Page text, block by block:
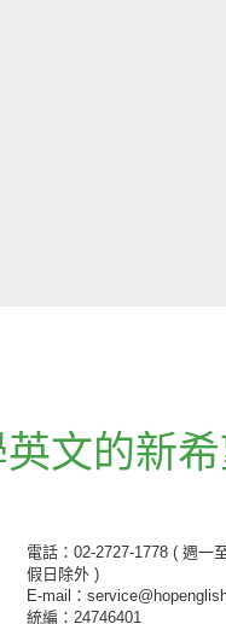
文的新
電話：02-2727-1778 ( 週一
假日除外 )
E-mail：
統編：24746401